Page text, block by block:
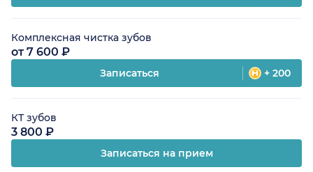
Комплексная чистка зубов
от 7 600 ₽
Записаться + 200
КТ зубов
3 800 ₽
Записаться на прием